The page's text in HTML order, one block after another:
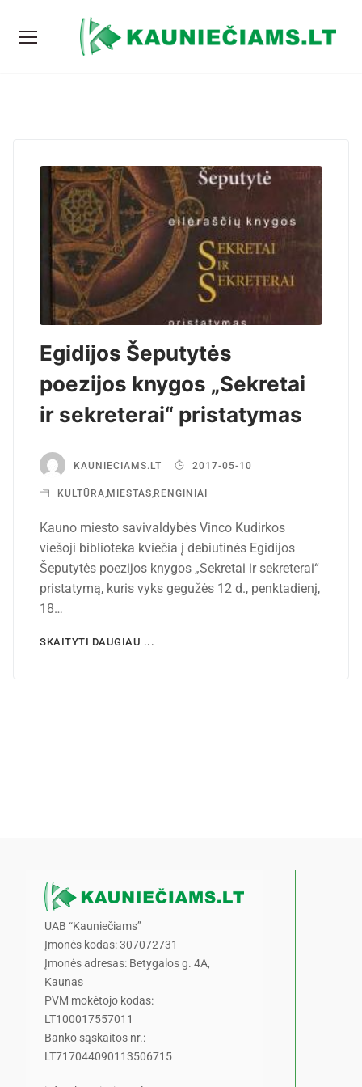
Egidijos Šeputytės
poezijos knygos „Sekretai
ir sekreterai“ pristatymas
KAUNIECIAMS.LT 2017-05-10
KULTŪRA,MIESTAS,RENGINIAI
Kauno miesto savivaldybės Vinco Kudirkos
viešoji biblioteka kviečia į debiutinės Egidijos
Šeputytės poezijos knygos „Sekretai ir sekreterai“
pristatymą, kuris vyks gegužės 12 d., penktadienį,
18…
SKAITYTI DAUGIAU ...
UAB “Kauniečiams”
Įmonės kodas: 307072731
Įmonės adresas: Betygalos g. 4A,
Kaunas
PVM mokėtojo kodas:
LT100017557011
Banko sąskaitos nr.:
LT717044090113506715